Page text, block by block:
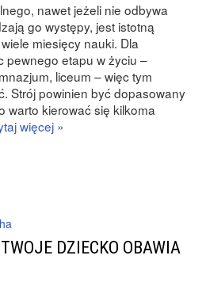
nawet jeżeli nie odbywa
go występy, jest istotną
miesięcy nauki. Dla
pewnego etapu w życiu –
liceum – więc tym
Strój powinien być dopasowany
warto kierować się kilkoma
więcej »
DZIECKO OBAWIA